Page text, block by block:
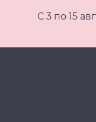
С 3 по 15